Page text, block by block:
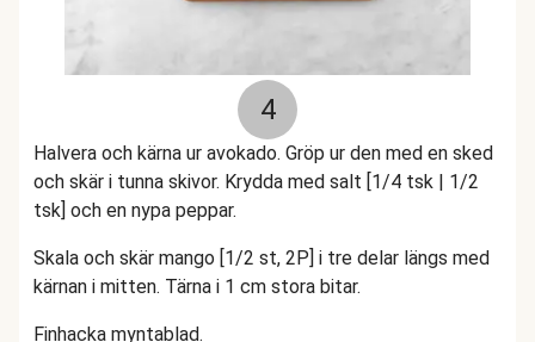
4
Halvera och kärna ur avokado. Gröp ur den med en sked
och skär i tunna skivor. Krydda med salt [1/4 tsk | 1/2
tsk] och en nypa peppar.
Skala och skär mango [1/2 st, 2P] i tre delar längs med
kärnan i mitten. Tärna i 1 cm stora bitar.
Finhacka myntablad.